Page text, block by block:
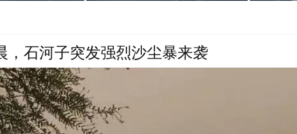
，石河子突发强烈沙尘暴来袭